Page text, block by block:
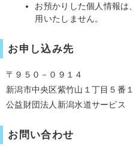
お預かりした個人情報は
用いたしません。
お申し込み先
〒９５０－０９１４
新潟市中央区紫竹山１丁目５番
公益財団法人新潟水道サービス
お問い合わせ